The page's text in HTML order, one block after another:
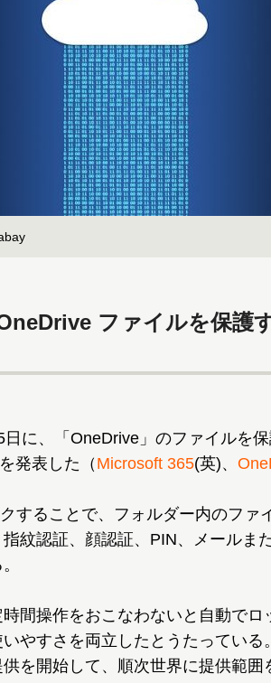
ファイルを保護
に、「OneDrive」のファイルを
発表した（ Microsoft 365(英)、
することで、フォルダー内のファ
紋認証、顔認証、PIN、メールま
間操作をおこなわないと自動でロ
やすさを両立したとうたっている
を開始して、順次世界に提供範囲